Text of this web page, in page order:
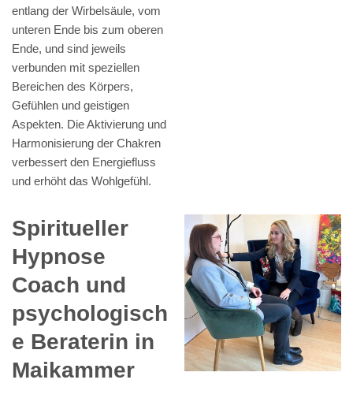
entlang der Wirbelsäule, vom
unteren Ende bis zum oberen
Ende, und sind jeweils
verbunden mit speziellen
Bereichen des Körpers,
Gefühlen und geistigen
Aspekten. Die Aktivierung und
Harmonisierung der Chakren
verbessert den Energiefluss
und erhöht das Wohlgefühl.
Spiritueller
Hypnose
Coach und
psychologisch
e Beraterin in
Maikammer